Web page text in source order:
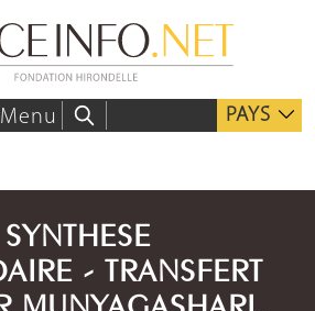
Menu PAYS
- TRANSFERT
MUNYAGASHARI,